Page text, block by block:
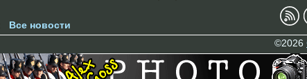
Все новости
©2026